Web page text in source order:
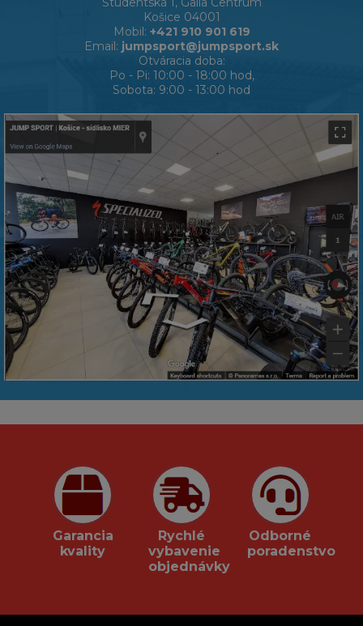
Košice 04001
Mobil: +421 910 901 619
Email: jumpsport@jumpsport.sk
Otváracia doba:
Po - Pi: 10:00 - 18:00 hod,
Sobota: 9:00 - 13:00 hod
Garancia
kvality
Rychlé
vybavenie
objednávky
Odborné
poradenstvo